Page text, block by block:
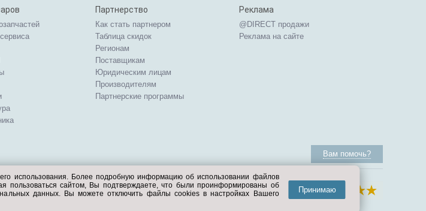
Партнерство
Как стать партнером
Таблица скидок
Регионам
Поставщикам
Юридическим лицам
Производителям
Партнерские программы
Реклама
@DIRECT продажи
Реклама на сайте
Вам помочь?
использования. Более подробную информацию об использовании файлов
пользоваться сайтом, Вы подтверждаете, что были проинформированы об
данных. Вы можете отключить файлы cookies в настройках Вашего
Принимаю